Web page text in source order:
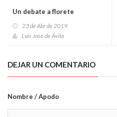
Un debate a florete
23 de Abr de 2019
Luis José de Ávila
DEJAR UN COMENTARIO
Nombre / Apodo